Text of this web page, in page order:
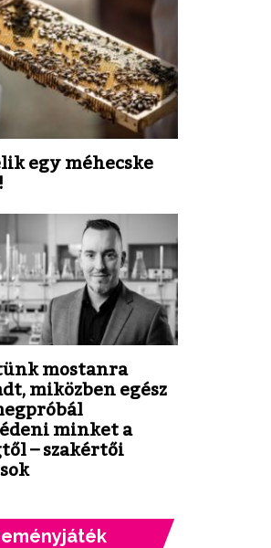
egy méhecske
mostanra
miközben egész
minket a
– szakértői